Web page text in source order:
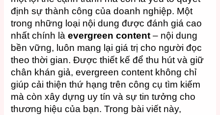
định sự thành công của doanh nghiệp. Một
trong những loại nội dung được đánh giá cao
nhất chính làevergreen content – nội dung
bền vững, luôn mang lại giá trị cho người đọc
theo thời gian. Được thiết kế để thu hút và giữ
chân khán giả, evergreen content không chỉ
giúp cải thiện thứ hạng trên công cụ tìm kiếm
mà còn xây dựng uy tín và sự tin tưởng cho
thương hiệu của bạn. Trong bài viết này,